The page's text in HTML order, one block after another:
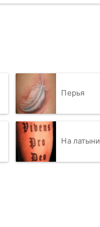
Перья
На латыни